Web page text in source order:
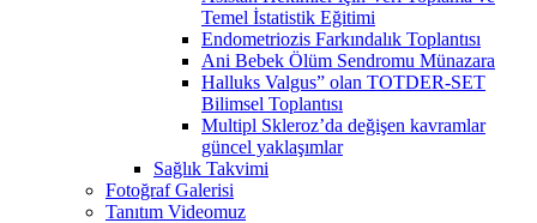
Temel İstatistik Eğitimi
Endometriozis Farkındalık Toplantısı
Ani Bebek Ölüm Sendromu Münazara
Halluks Valgus” olan TOTDER-SET
Bilimsel Toplantısı
Multipl Skleroz’da değişen kavramlar
güncel yaklaşımlar
Sağlık Takvimi
Fotoğraf Galerisi
Tanıtım Videomuz